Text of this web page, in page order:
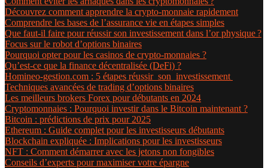
Découvrez comment apprendre la crypto-monnaie rapidement
Comprendre les bases de l’assurance vie en étapes simples
Que faut-il faire pour réussir son investissement dans l’or physique ?
Focus sur le robot d’options binaires
Pourquoi opter pour les casinos de crypto-monnaies ?
Qu’est-ce que la finance décentralisée (DeFi) ?
Homineo-gestion.com : 5 étapes réussir son investissement
Techniques avancées de trading d’options binaires
Les meilleurs brokers Forex pour débutants en 2024
Cryptomonnaies : Pourquoi investir dans le Bitcoin maintenant ?
Bitcoin : prédictions de prix pour 2025
Ethereum : Guide complet pour les investisseurs débutants
Blockchain expliquée : Implications pour les investisseurs
NFT : Comment démarrer avec les jetons non fongibles
Conseils d’experts pour maximiser votre épargne